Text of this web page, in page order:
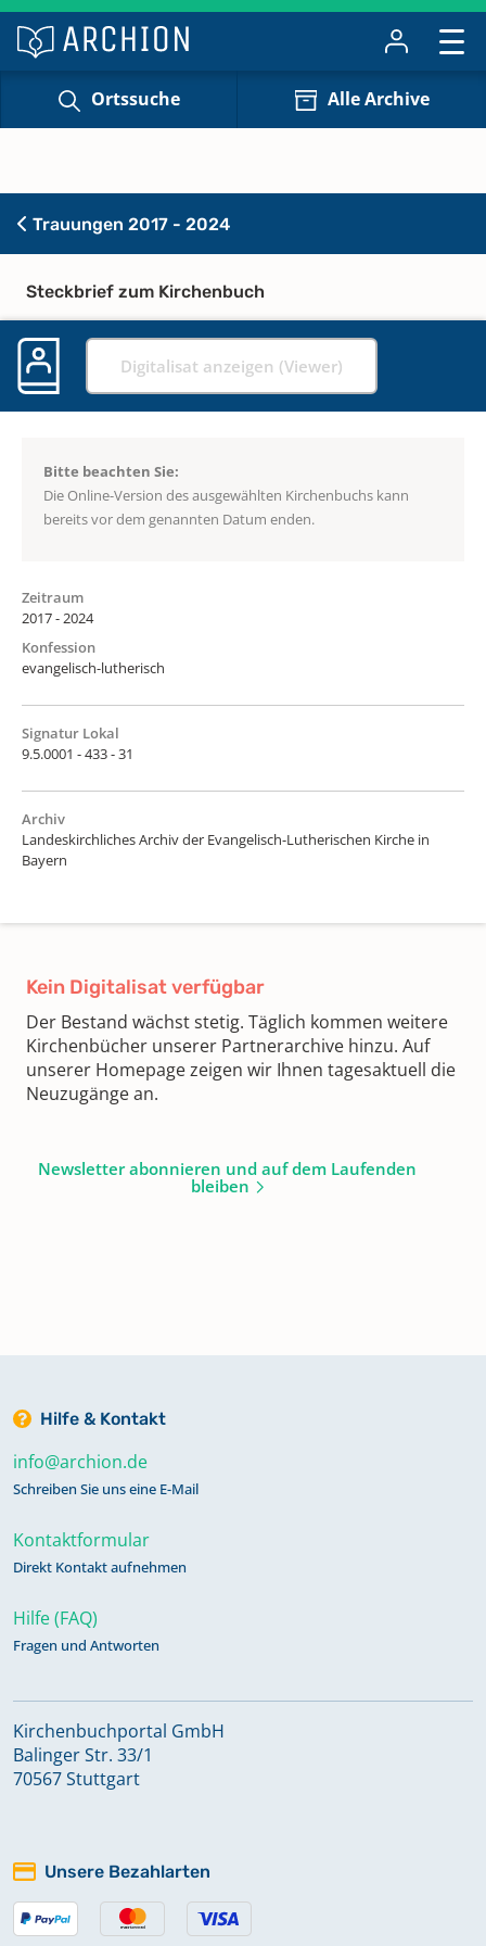
Ortssuche Alle Archive
Trauungen 2017 - 2024
Steckbrief zum Kirchenbuch
Digitalisat anzeigen (Viewer)
Bitte beachten Sie:
Die Online-Version des ausgewählten Kirchenbuchs kann
bereits vor dem genannten Datum enden.
Zeitraum
2017 - 2024
Konfession
evangelisch-lutherisch
Signatur Lokal
9.5.0001 - 433 - 31
Archiv
Landeskirchliches Archiv der Evangelisch-Lutherischen Kirche in
Bayern
Kein Digitalisat verfügbar
Der Bestand wächst stetig. Täglich kommen weitere
Kirchenbücher unserer Partnerarchive hinzu. Auf
unserer Homepage zeigen wir Ihnen tagesaktuell die
Neuzugänge an.
Newsletter abonnieren und auf dem Laufenden
bleiben
Hilfe & Kontakt
info@archion.de
Schreiben Sie uns eine E-Mail
Kontaktformular
Direkt Kontakt aufnehmen
Hilfe (FAQ)
Fragen und Antworten
Kirchenbuchportal GmbH
Balinger Str. 33/1
70567 Stuttgart
Unsere Bezahlarten